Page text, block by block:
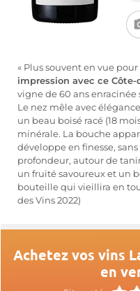
« Plus souvent en vue
impression avec ce
vigne de 60 ans enracinée
Le nez mêle avec
un beau boisé racé (18
minérale. La bouche
développe en finesse,
profondeur, autour de
un fruité savoureux et un
bouteille qui vieillira en
des Vins 2022)
Achetez vos vins
en